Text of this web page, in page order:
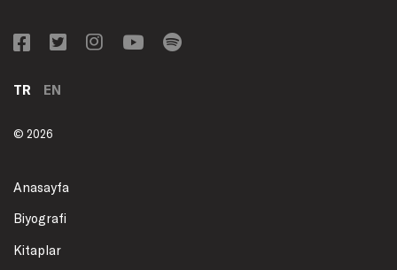
TR EN
© 2026
Anasayfa
Biyografi
Kitaplar